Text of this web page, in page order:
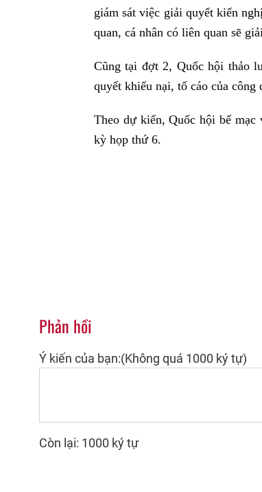
giám sát việc giải quyết kiến
quan, cá nhân có liên quan sẽ
Cũng tại đợt 2, Quốc hội thảo
quyết khiếu nại, tố cáo của công
Theo dự kiến, Quốc hội bế mạc
kỳ họp thứ 6.
Phản hồi
Ý kiến của bạn:(Không quá 1000 ký tự)
Còn lại: 1000 ký tự